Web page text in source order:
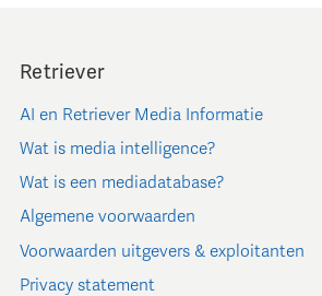
Retriever
AI en Retriever Media Informatie
Wat is media intelligence?
Wat is een mediadatabase?
Algemene voorwaarden
Voorwaarden uitgevers & exploitanten
Privacy statement